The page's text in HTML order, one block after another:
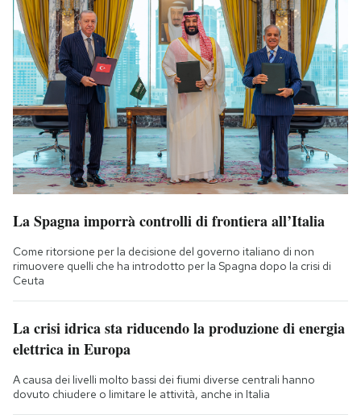
La Spagna imporrà controlli di frontiera all’Italia
Come ritorsione per la decisione del governo italiano di non
rimuovere quelli che ha introdotto per la Spagna dopo la crisi di
Ceuta
La crisi idrica sta riducendo la produzione di energia
elettrica in Europa
A causa dei livelli molto bassi dei fiumi diverse centrali hanno
dovuto chiudere o limitare le attività, anche in Italia